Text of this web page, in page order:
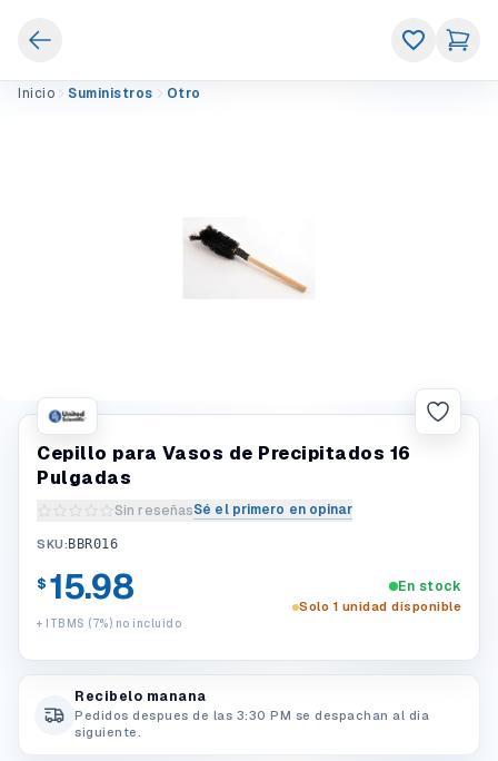
Inicio Suministros Otro
Cepillo para Vasos de Precipitados 16
Pulgadas
Sin reseñasSé el primero en opinar
Escribir una reseña del producto
SKU: BBR016
$ 15.98
+ ITBMS (7%) no incluido
En stock
Solo 1 unidad disponible
Recibelo manana
Pedidos despues de las 3:30 PM se despachan al dia
siguiente.